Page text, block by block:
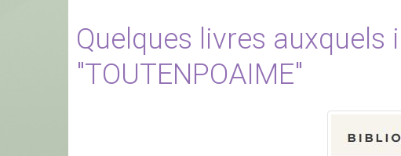
Quelques livres
"TOUTENPOAIME"